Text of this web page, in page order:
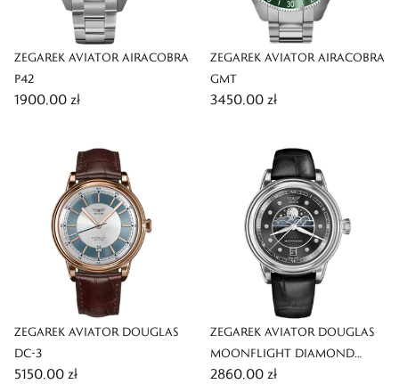
ZEGAREK AVIATOR AIRACOBRA
P42
1900,00 zł
ZEGAREK AVIATOR AIRACOBRA
GMT
3450,00 zł
ZEGAREK AVIATOR DOUGLAS
DC-3
5150,00 zł
ZEGAREK AVIATOR DOUGLAS
MOONFLIGHT DIAMOND
EDITION
2860,00 zł